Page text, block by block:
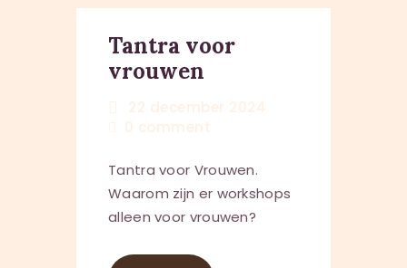
Tantra voor
vrouwen
22 december 2024
0 comment
Tantra voor Vrouwen.
Waarom zijn er workshops
alleen voor vrouwen?